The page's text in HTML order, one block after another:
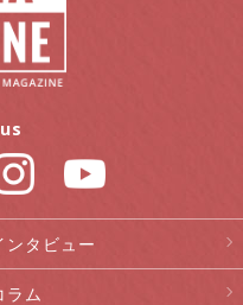
ンタビュー
ラム